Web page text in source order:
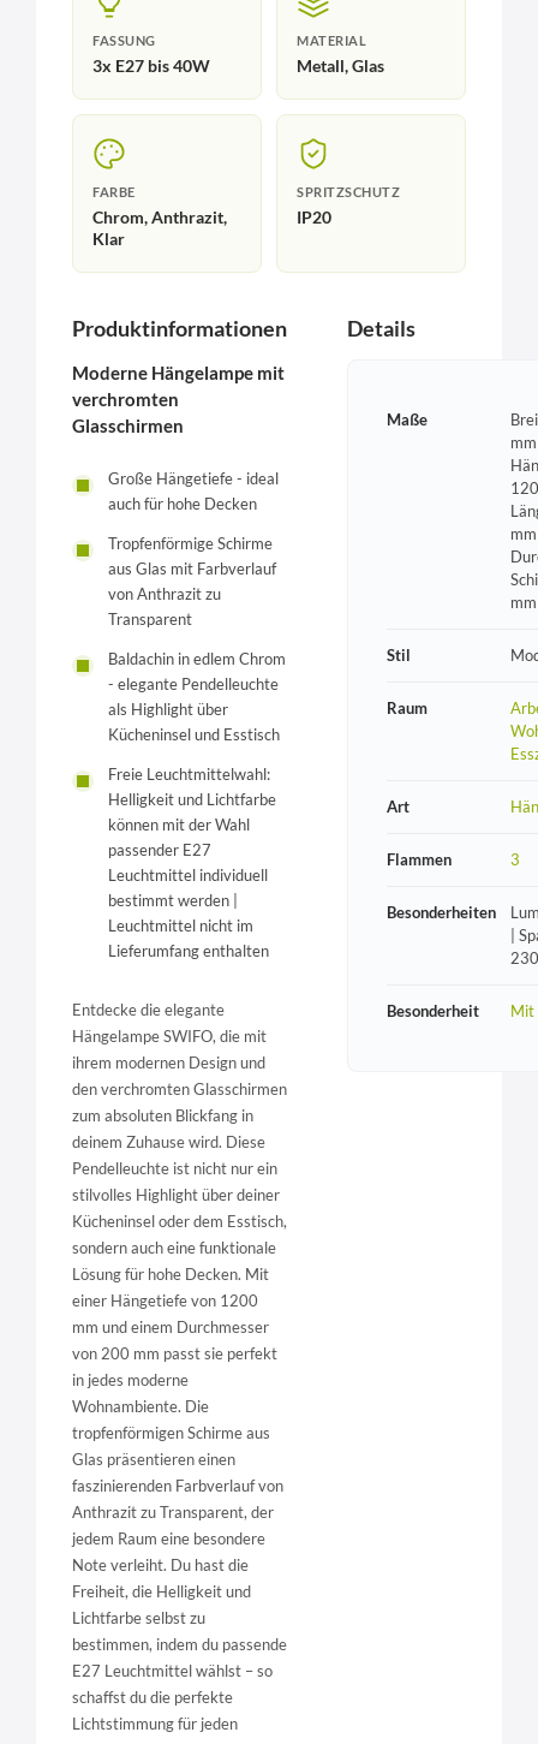
FASSUNG
3x E27 bis 40W
MATERIAL
Metall, Glas
FARBE
Chrom, Anthrazit,
Klar
SPRITZSCHUTZ
IP20
Produktinformationen
Moderne Hängelampe mit
verchromten
Glasschirmen
Große Hängetiefe - ideal
auch für hohe Decken
Tropfenförmige Schirme
aus Glas mit Farbverlauf
von Anthrazit zu
Transparent
Baldachin in edlem Chrom
- elegante Pendelleuchte
als Highlight über
Kücheninsel und Esstisch
Freie Leuchtmittelwahl:
Helligkeit und Lichtfarbe
können mit der Wahl
passender E27
Leuchtmittel individuell
bestimmt werden |
Leuchtmittel nicht im
Lieferumfang enthalten
Entdecke die elegante
Hängelampe SWIFO, die mit
ihrem modernen Design und
den verchromten Glasschirmen
zum absoluten Blickfang in
deinem Zuhause wird. Diese
Pendelleuchte ist nicht nur ein
stilvolles Highlight über deiner
Kücheninsel oder dem Esstisch,
sondern auch eine funktionale
Lösung für hohe Decken. Mit
einer Hängetiefe von 1200
mm und einem Durchmesser
von 200 mm passt sie perfekt
in jedes moderne
Wohnambiente. Die
tropfenförmigen Schirme aus
Glas präsentieren einen
faszinierenden Farbverlauf von
Anthrazit zu Transparent, der
jedem Raum eine besondere
Note verleiht. Du hast die
Freiheit, die Helligkeit und
Lichtfarbe selbst zu
bestimmen, indem du passende
E27 Leuchtmittel wählst – so
schaffst du die perfekte
Lichtstimmung für jeden
Details
Maße
mm
Stil
Raum
Art
Flammen 3
Besonderheiten
|
Besonderheit Mit